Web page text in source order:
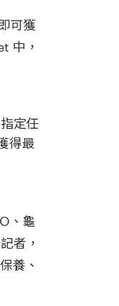
可獲
中，
定任
得最
、龜
者，
養、